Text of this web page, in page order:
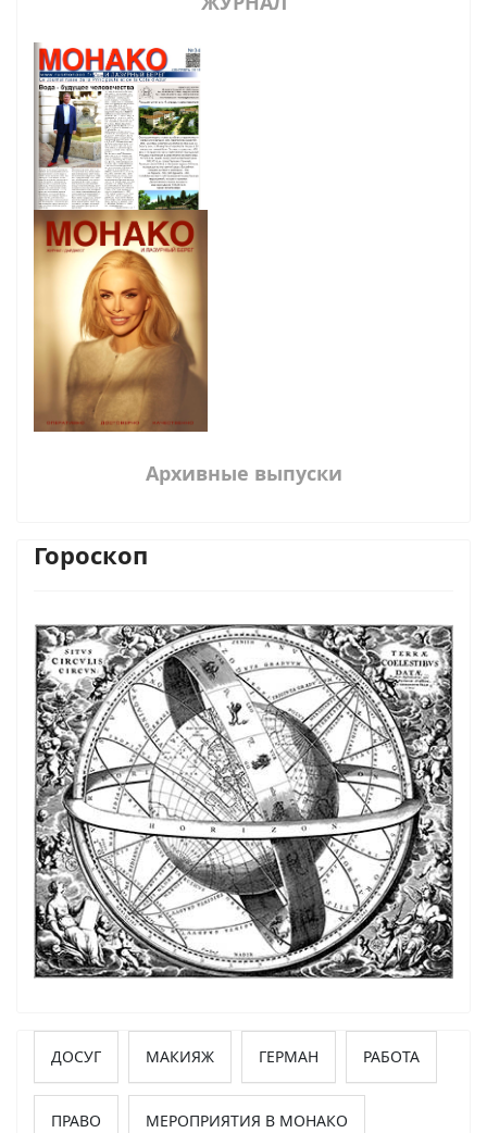
Архивные выпуски
Гороскоп
ДОСУГ МАКИЯЖ ГЕРМАН РАБОТА
ПРАВО МЕРОПРИЯТИЯ В МОНАКО